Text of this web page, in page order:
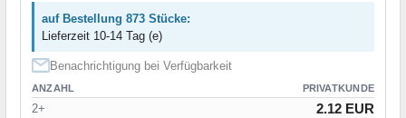
auf Bestellung 873 Stücke:
Lieferzeit 10-14 Tag (e)
Benachrichtigung bei Verfügbarkeit
ANZAHL PRIVATKUNDE
2+ 2.12 EUR